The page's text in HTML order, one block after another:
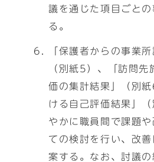
議を通じた項目ごと
る。
「保護者からの事業
（別紙5）、「訪問先
価の集計結果」（別
ける自己評価結果」
やかに職員間で課題
ての検討を行い、改
案する。なお、討議